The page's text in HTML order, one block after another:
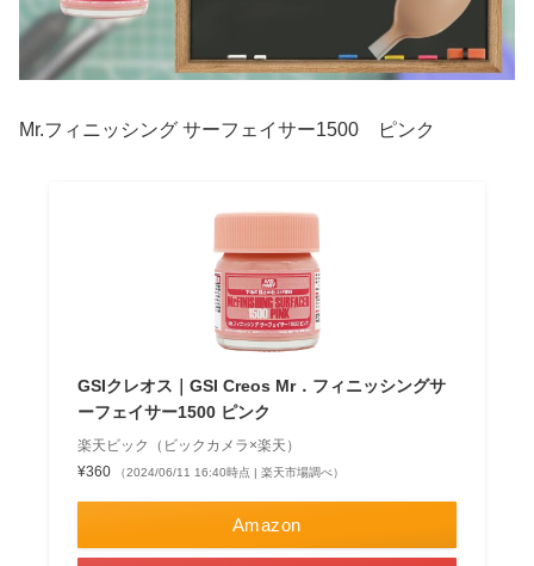
Mr.フィニッシング サーフェイサー1500 ピンク
GSIクレオス｜GSI Creos Mr．フィニッシングサ
ーフェイサー1500 ピンク
楽天ビック（ビックカメラ×楽天）
¥360
（2024/06/11 16:40時点 | 楽天市場調べ）
Amazon